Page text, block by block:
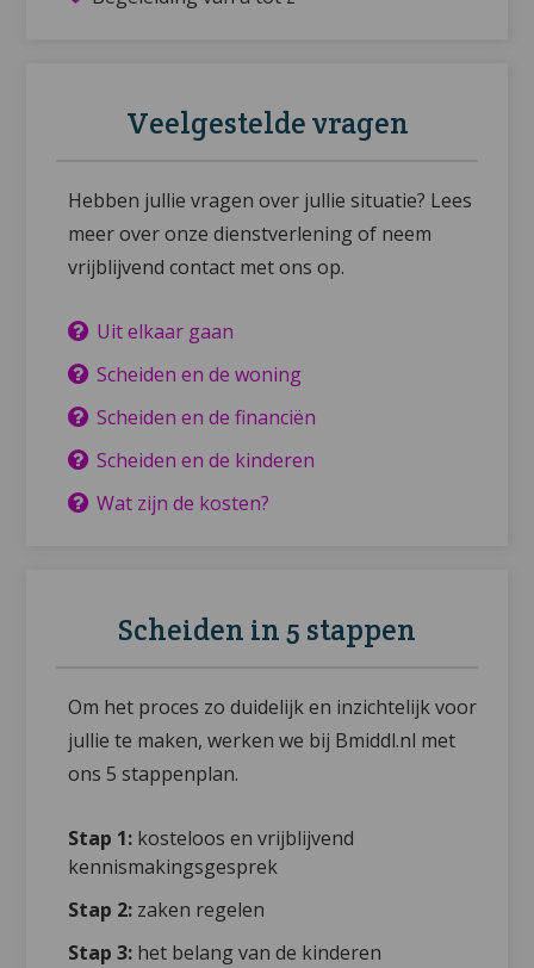
Veelgestelde vragen
Hebben jullie vragen over jullie situatie? Lees
meer over onze dienstverlening of neem
vrijblijvend contact met ons op.
Uit elkaar gaan
Scheiden en de woning
Scheiden en de financiën
Scheiden en de kinderen
Wat zijn de kosten?
Scheiden in 5 stappen
Om het proces zo duidelijk en inzichtelijk voor
jullie te maken, werken we bij Bmiddl.nl met
ons 5 stappenplan.
Stap 1: kosteloos en vrijblijvend
kennismakingsgesprek
Stap 2: zaken regelen
Stap 3: het belang van de kinderen